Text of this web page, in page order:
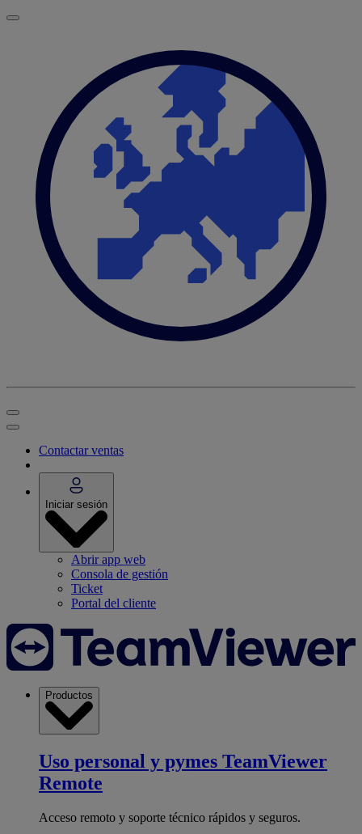
Contactar ventas
Iniciar sesión
Abrir app web
Consola de gestión
Ticket
Portal del cliente
Productos
Uso personal y pymes TeamViewer
Remote
Acceso remoto y soporte técnico rápidos y seguros.